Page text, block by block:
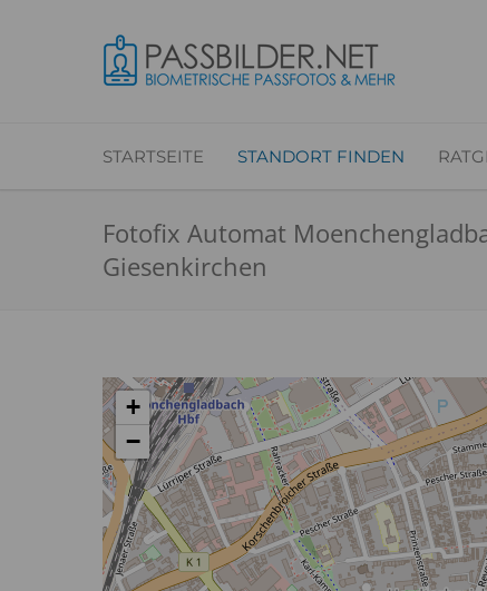
STARTSEITE STANDORT FINDEN
Fotofix Automat
Giesenkirchen
+
−